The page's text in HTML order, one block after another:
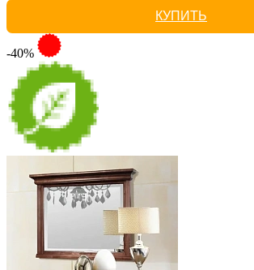
КУПИТЬ
-40%